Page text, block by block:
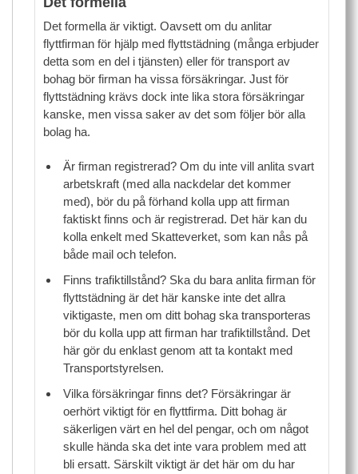
Det formella är viktigt. Oavsett om du anlitar
flyttfirman för hjälp med flyttstädning (många erbjuder
detta som en del i tjänsten) eller för transport av
bohag bör firman ha vissa försäkringar. Just för
flyttstädning krävs dock inte lika stora försäkringar
kanske, men vissa saker av det som följer bör alla
bolag ha.
Är firman registrerad? Om du inte vill anlita svart
arbetskraft (med alla nackdelar det kommer
med), bör du på förhand kolla upp att firman
faktiskt finns och är registrerad. Det här kan du
kolla enkelt med Skatteverket, som kan nås på
både mail och telefon.
Finns trafiktillstånd? Ska du bara anlita firman för
flyttstädning är det här kanske inte det allra
viktigaste, men om ditt bohag ska transporteras
bör du kolla upp att firman har trafiktillstånd. Det
här gör du enklast genom att ta kontakt med
Transportstyrelsen.
Vilka försäkringar finns det? Försäkringar är
oerhört viktigt för en flyttfirma. Ditt bohag är
säkerligen värt en hel del pengar, och om något
skulle hända ska det inte vara problem med att
bli ersatt. Särskilt viktigt är det här om du har